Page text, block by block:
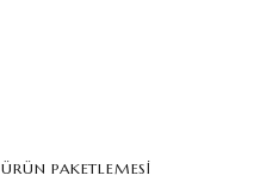
ÜRÜN PAKETLEMESI